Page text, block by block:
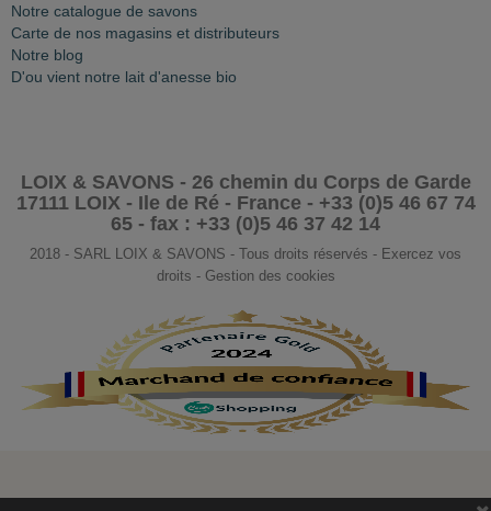
Notre catalogue de savons
Carte de nos magasins et distributeurs
Notre blog
D'ou vient notre lait d'anesse bio
LOIX & SAVONS - 26 chemin du Corps de Garde
17111 LOIX - Ile de Ré - France - +33 (0)5 46 67 74
65 - fax : +33 (0)5 46 37 42 14
2018 - SARL LOIX & SAVONS - Tous droits réservés - Exercez vos
droits - Gestion des cookies